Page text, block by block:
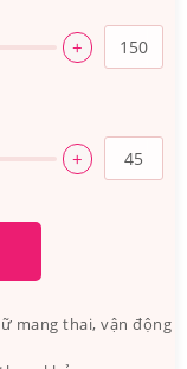
+
+
mang thai, vận động